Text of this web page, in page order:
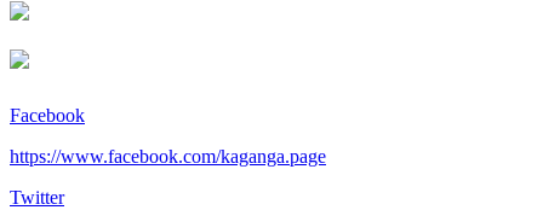
Facebook
https://www.facebook.com/kaganga.page
Twitter